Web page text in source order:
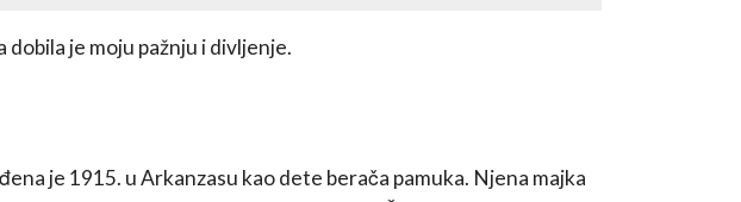
dobila je moju pažnju i divljenje.
je 1915. u Arkanzasu kao dete berača pamuka. Njena majka